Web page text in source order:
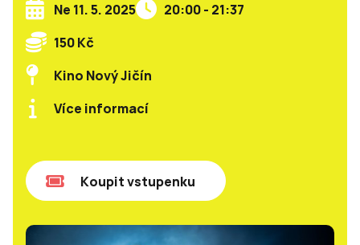
Ne 11. 5. 2025
20:00 - 21:37
150 Kč
Kino Nový Jičín
Více informací
Koupit vstupenku